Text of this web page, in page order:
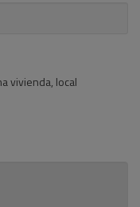
vivienda, local